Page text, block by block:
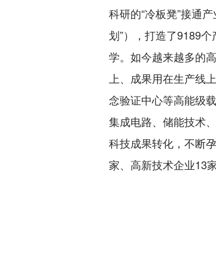
科研的“冷板凳”接通
划”），打造了9189
学。如今越来越多的
上、成果用在生产线
念验证中心等高能级
集成电路、储能技术
科技成果转化，不断
家、高新技术企业13